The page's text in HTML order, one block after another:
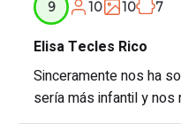
9 10 10 7
Elisa Tecles Rico
Sinceramente nos ha
sería más infantil y nos